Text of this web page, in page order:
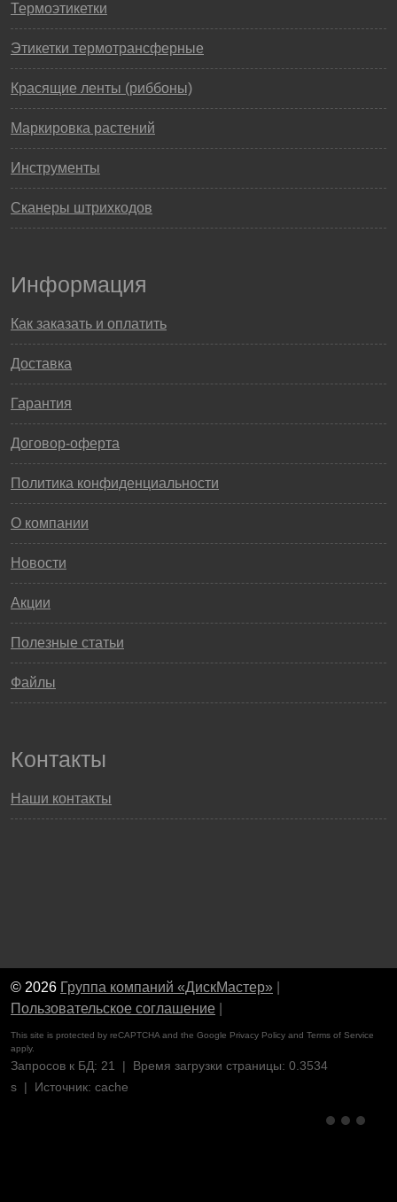
Термоэтикетки
Этикетки термотрансферные
Красящие ленты (риббоны)
Маркировка растений
Инструменты
Сканеры штрихкодов
Информация
Как заказать и оплатить
Доставка
Гарантия
Договор-оферта
Политика конфиденциальности
О компании
Новости
Акции
Полезные статьи
Файлы
Контакты
Наши контакты
© 2026 Группа компаний «ДискМастер»
Пользовательское соглашение
This site is protected by reCAPTCHA and the Google Privacy Policy and Terms of Service
apply.
Запросов к БД: 21 | Время загрузки страницы: 0.3534
s | Источник: cache